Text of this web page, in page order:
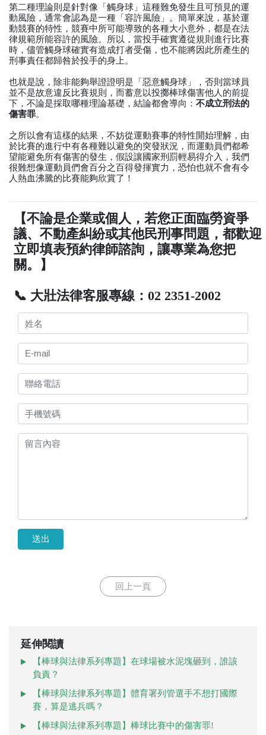
第二種理論則是針對像「觸身球」這種難免發生且可預見的運
動風險，通常會認為是一種「容許風險」。簡單來說，基於運
動競賽的特性，競賽中所可能導致的各種大小意外，都是在法
律規範所能容許的風險。所以，當投手確實遵從規則進行比賽
時，儘管觸身球確實有造成打者受傷，也不能將因此所產生的
刑事責任都歸咎於投手的身上。
也就是說，除非能夠舉證證明是「惡意觸身球」，否則當球員
並不是故意違反比賽規則，而蓄意以投擲棒球傷害他人的前提
下，不論是採取哪種理論基礎，結論都會導向： 不成立刑法的
傷害罪。
之所以會有這樣的結果，不妨從運動賽事的特性開始理解，由
於比賽的進行中有各種難以避免的突發狀況，而運動員們都希
望能避免所有傷害的發生，假設讓國家刑罰輕易得介入，我們
很難想像運動員們會百分之百得發揮實力，恐怕也就不會有令
人熱血沸騰的比賽能夠欣賞了！
【不論是企業或個人，若您正面臨勞資爭
議、不動產糾紛或其他民刑事問題，都歡迎
立即填表預約律師諮詢，讓專業為您把
關。】
📞 大壯法律客服專線：02 2351-2002
送出
回上一頁
延伸閱讀
【棒球與法律系列專題】在球場被水泥塊砸到，誰該
負責？
【棒球與法律系列專題】體育署列管選手不想打國際
賽，算是逃兵嗎？
【棒球與法律系列專題】棒球比賽中的傷害罪!